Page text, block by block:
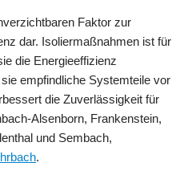
Faktor zur
dar. Isoliermaßnahmen ist für
die Energieeffizienz
empfindliche Systemteile vor
die Zuverlässigkeit für
Alsenborn, Frankenstein,
und Sembach,
.